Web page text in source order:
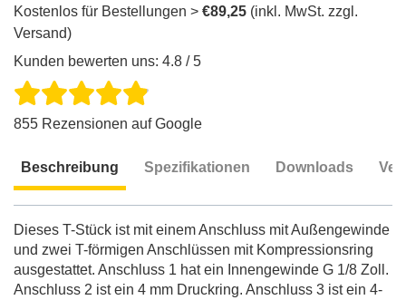
Kostenlos für Bestellungen > €89,25 (inkl. MwSt. zzgl.
Versand)
Kunden bewerten uns: 4.8 / 5
855 Rezensionen auf Google
Beschreibung Spezifikationen Downloads
Dieses T-Stück ist mit einem Anschluss mit Außengewinde
und zwei T-förmigen Anschlüssen mit Kompressionsring
ausgestattet. Anschluss 1 hat ein Innengewinde G 1/8 Zoll.
Anschluss 2 ist ein 4 mm Druckring. Anschluss 3 ist ein 4-